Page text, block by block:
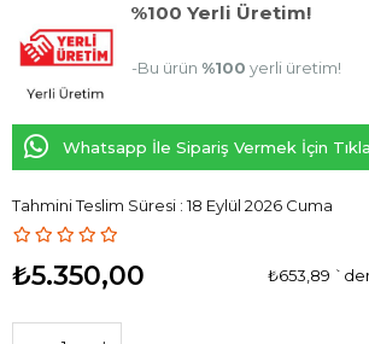
%100 Yerli Üretim!
-Bu ürün %100 yerli üretim!
Whatsapp İle Sipariş Vermek İçin
Tahmini Teslim Süresi : 18 Eylül 2026 Cuma
₺5.350,00 ₺653,89